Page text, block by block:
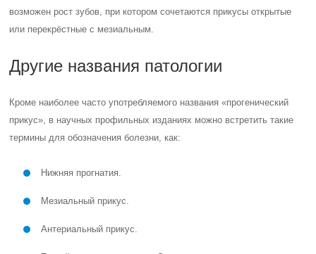
возможен рост зубов, при котором сочетаются прикусы открытые
или перекрёстные с мезиальным.
Другие названия патологии
Кроме наиболее часто употребляемого названия «прогенический
прикус», в научных профильных изданиях можно встретить такие
термины для обозначения болезни, как:
Нижняя прогнатия.
Мезиальный прикус.
Антериальный прикус.